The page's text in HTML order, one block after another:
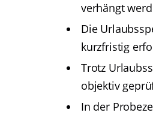
verhängt
Die
kurzfristig
Trotz
objektiv
In der